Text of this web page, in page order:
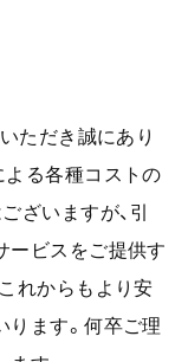
ただき誠にあり
る各種コストの
ざいますが、引
ービスをご提供す
れからもより安
ます。何卒ご理